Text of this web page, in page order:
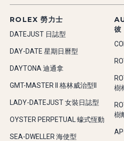
ROLEX 勞力士
DATEJUST 日誌型
DAY-DATE 星期日曆型
DAYTONA 迪通拿
GMT-MASTER II 格林威治型II
LADY-DATEJUST 女裝日誌型
OYSTER PERPETUAL 蠔式恆動
SEA-DWELLER 海使型
彼
樹
樹